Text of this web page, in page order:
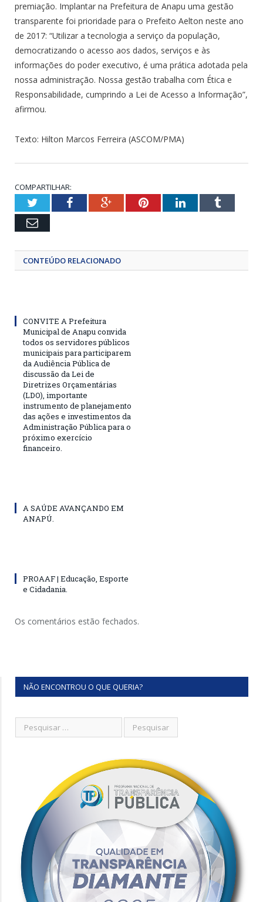
premiação. Implantar na Prefeitura de Anapu uma gestão
transparente foi prioridade para o Prefeito Aelton neste ano
de 2017: “Utilizar a tecnologia a serviço da população,
democratizando o acesso aos dados, serviços e às
informações do poder executivo, é uma prática adotada pela
nossa administração. Nossa gestão trabalha com Ética e
Responsabilidade, cumprindo a Lei de Acesso a Informação”,
afirmou.
Texto: Hilton Marcos Ferreira (ASCOM/PMA)
COMPARTILHAR:
TwitterFacebookGoogle+PinterestLinkedInTumblr
Email
CONTEÚDO RELACIONADO
CONVITE A Prefeitura
Municipal de Anapu convida
todos os servidores públicos
municipais para participarem
da Audiência Pública de
discussão da Lei de
Diretrizes Orçamentárias
(LDO), importante
instrumento de planejamento
das ações e investimentos da
Administração Pública para o
próximo exercício
financeiro.
A SAÚDE AVANÇANDO EM
ANAPÚ.
PROAAF | Educação, Esporte
e Cidadania.
Os comentários estão fechados.
NÃO ENCONTROU O QUE QUERIA?